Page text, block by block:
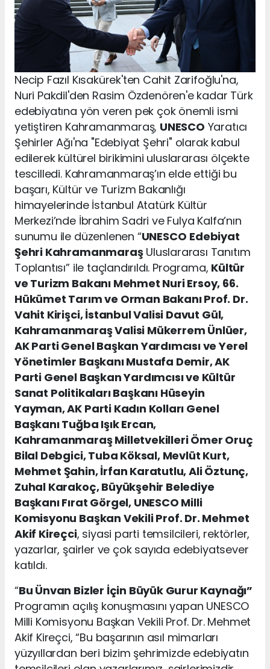
Necip Fazıl Kısakürek'ten Cahit Zarifoğlu'na,
Nuri Pakdil'den Rasim Özdenören'e kadar Türk
edebiyatına yön veren pek çok önemli ismi
yetiştiren Kahramanmaraş, UNESCO Yaratıcı
Şehirler Ağı'na "Edebiyat Şehri" olarak kabul
edilerek kültürel birikimini uluslararası ölçekte
tescilledi. Kahramanmaraş’ın elde ettiği bu
başarı, Kültür ve Turizm Bakanlığı
himayelerinde İstanbul Atatürk Kültür
Merkezi’nde İbrahim Sadri ve Fulya Kalfa’nın
sunumu ile düzenlenen “UNESCO Edebiyat
Şehri KahramanmaraşUluslararası Tanıtım
Toplantısı” ile taçlandırıldı. Programa, Kültür
ve Turizm Bakanı Mehmet Nuri Ersoy, 66.
Hükümet Tarım ve Orman Bakanı Prof. Dr.
Vahit Kirişci, İstanbul Valisi Davut Gül,
Kahramanmaraş Valisi Mükerrem Ünlüer,
AK Parti Genel Başkan Yardımcısı ve Yerel
Yönetimler Başkanı Mustafa Demir, AK
Parti Genel Başkan Yardımcısı ve Kültür
Sanat Politikaları Başkanı Hüseyin
Yayman, AK Parti Kadın Kolları Genel
Başkanı Tuğba Işık Ercan,
Kahramanmaraş Milletvekilleri Ömer Oruç
Bilal Debgici, Tuba Köksal, Mevlüt Kurt,
Mehmet Şahin, İrfan Karatutlu, Ali Öztunç,
Zuhal Karakoç, Büyükşehir Belediye
Başkanı Fırat Görgel, UNESCO Milli
Komisyonu Başkan Vekili Prof. Dr. Mehmet
Akif Kireçci, siyasi parti temsilcileri, rektörler,
yazarlar, şairler ve çok sayıda edebiyatsever
katıldı.
“Bu Ünvan Bizler İçin Büyük Gurur Kaynağı”
Programın açılış konuşmasını yapan UNESCO
Milli Komisyonu Başkan Vekili Prof. Dr. Mehmet
Akif Kireçci, “Bu başarının asıl mimarları
yüzyıllardan beri bizim şehrimizde edebiyatın